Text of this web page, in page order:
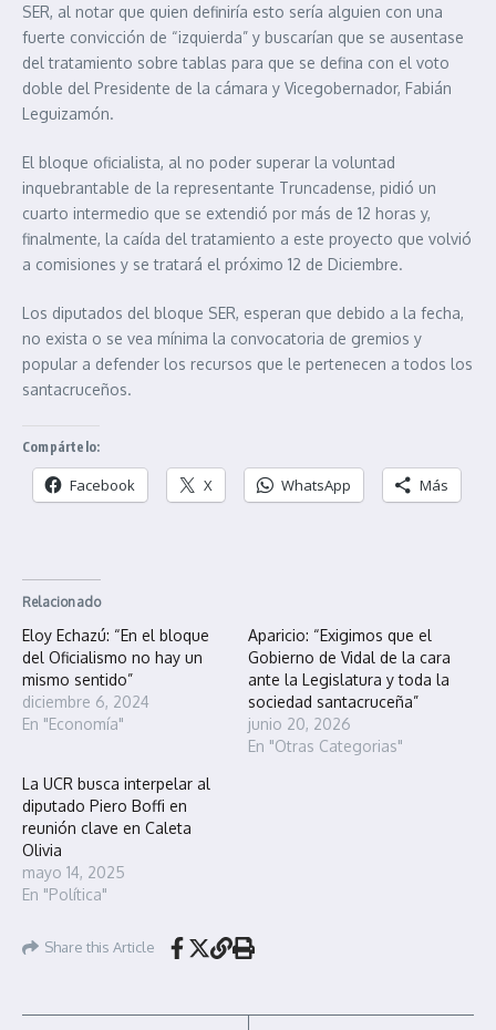
SER, al notar que quien definiría esto sería alguien con una
fuerte convicción de “izquierda” y buscarían que se ausentase
del tratamiento sobre tablas para que se defina con el voto
doble del Presidente de la cámara y Vicegobernador, Fabián
Leguizamón.
El bloque oficialista, al no poder superar la voluntad
inquebrantable de la representante Truncadense, pidió un
cuarto intermedio que se extendió por más de 12 horas y,
finalmente, la caída del tratamiento a este proyecto que volvió
a comisiones y se tratará el próximo 12 de Diciembre.
Los diputados del bloque SER, esperan que debido a la fecha,
no exista o se vea mínima la convocatoria de gremios y
popular a defender los recursos que le pertenecen a todos los
santacruceños.
Compártelo:
Facebook X WhatsApp Más
Relacionado
Eloy Echazú: “En el bloque
del Oficialismo no hay un
mismo sentido”
diciembre 6, 2024
En "Economía"
Aparicio: “Exigimos que el
Gobierno de Vidal de la cara
ante la Legislatura y toda la
sociedad santacruceña”
junio 20, 2026
En "Otras Categorias"
La UCR busca interpelar al
diputado Piero Boffi en
reunión clave en Caleta
Olivia
mayo 14, 2025
En "Política"
Share this Article